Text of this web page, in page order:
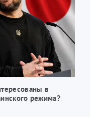
в
режима?